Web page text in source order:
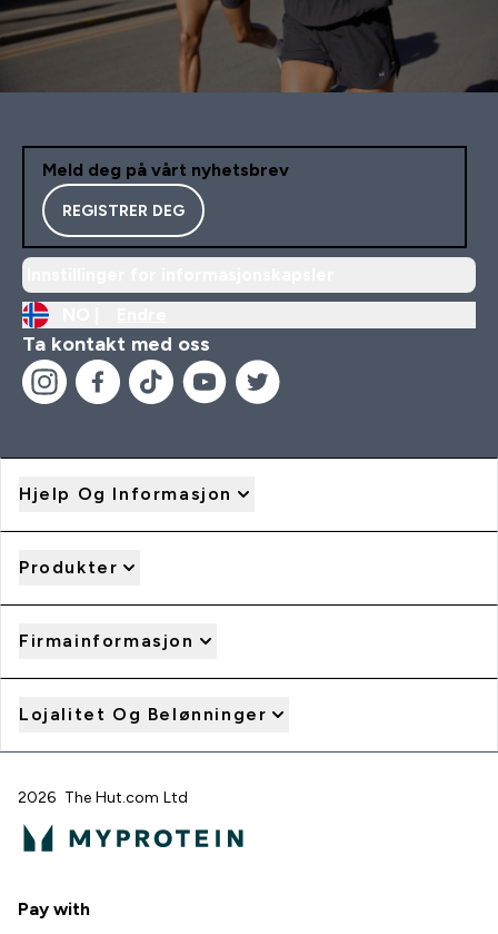
Meld deg på vårt nyhetsbrev
REGISTRER DEG
Ta kontakt med oss
Hjelp Og Informasjon
Produkter
Firmainformasjon
Lojalitet Og Belønninger
2026 The Hut.com Ltd
Pay with